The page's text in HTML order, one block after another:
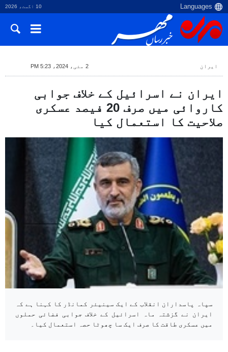
10 اگست، 2026
ایران 2 مئی، 2024، 5:23 PM
ایران نے اسرائیل کے خلاف جوابی
کاروائی میں صرف 20 فیصد عسکری
صلاحیت کا استعمال کیا
سپاہ پاسداران انقلاب کے ایک سینیئر کمانڈر کا کہنا ہے کہ
ایران نے گزشتہ ماہ اسرائیل کے خلاف جوابی فضائی حملوں
میں عسکری طاقت کا صرف ایک سا چھوٹا حصہ استعمال کیا۔